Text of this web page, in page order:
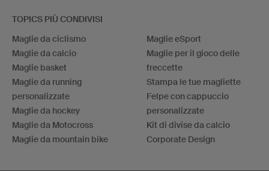
TOPICS PIÙ CONDIVISI
Maglie da ciclismo
Maglie da calcio
Maglie basket
Maglie da running
personalizzate
Maglie da hockey
Maglie da Motocross
Maglie da mountain bike
Maglie eSport
Maglie per il gioco delle
freccette
Stampa le tue magliette
Felpe con cappuccio
personalizzate
Kit di divise da calcio
Corporate Design